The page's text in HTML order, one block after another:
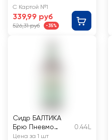
истории фрукт.
аромат. особ. газ.
п/сл. алк.6%
С Картой №1
339,99 руб
526,31 руб -35%
Сидр БАЛТИКА
Брю Пневмо
фруктовый
0.44L
Цена за 1 шт